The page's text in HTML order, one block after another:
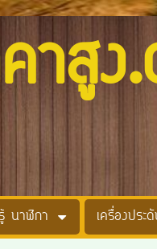
สูง
นาฬิกา เครื่องปร